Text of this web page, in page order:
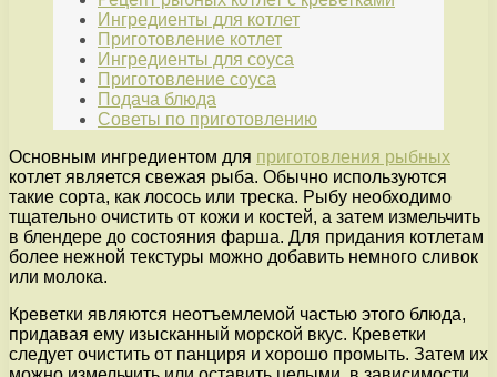
Ингредиенты для котлет
Приготовление котлет
Ингредиенты для соуса
Приготовление соуса
Подача блюда
Советы по приготовлению
Основным ингредиентом для приготовления рыбных
котлет является свежая рыба. Обычно используются
такие сорта, как лосось или треска. Рыбу необходимо
тщательно очистить от кожи и костей, а затем измельчить
в блендере до состояния фарша. Для придания котлетам
более нежной текстуры можно добавить немного сливок
или молока.
Креветки являются неотъемлемой частью этого блюда,
придавая ему изысканный морской вкус. Креветки
следует очистить от панциря и хорошо промыть. Затем их